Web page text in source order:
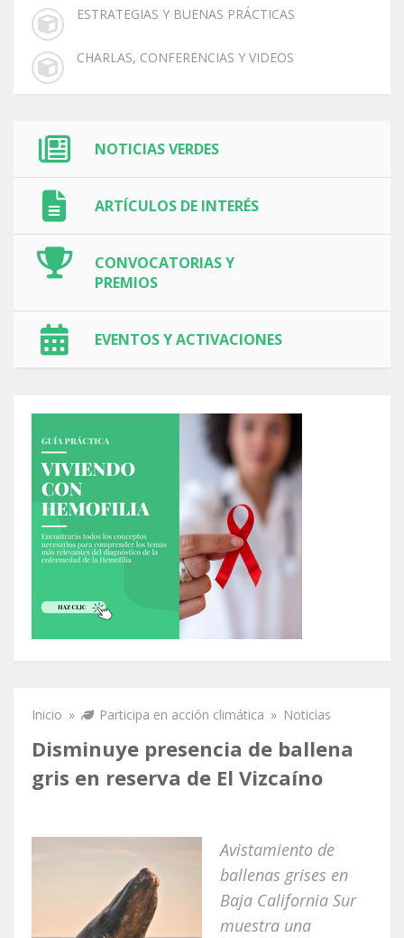
ESTRATEGIAS Y BUENAS PRÁCTICAS
CHARLAS, CONFERENCIAS Y VIDEOS
NOTICIAS VERDES
ARTÍCULOS DE INTERÉS
CONVOCATORIAS Y
PREMIOS
EVENTOS Y ACTIVACIONES
Inicio » Participa en acción climática » Noticias
Disminuye presencia de ballena
gris en reserva de El Vizcaíno
Avistamiento de
ballenas grises en
Baja California Sur
muestra una